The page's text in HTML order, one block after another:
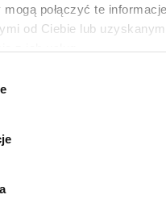
mogą połączyć te
od Ciebie lub